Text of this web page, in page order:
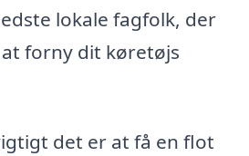
lokale fagfolk, der
forny dit køretøjs
det er at få en flot